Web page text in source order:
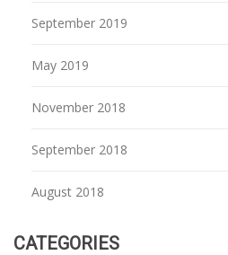
September 2019
May 2019
November 2018
September 2018
August 2018
CATEGORIES